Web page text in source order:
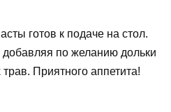
готов к подаче на стол.
добавляя по желанию дольки
Приятного аппетита!